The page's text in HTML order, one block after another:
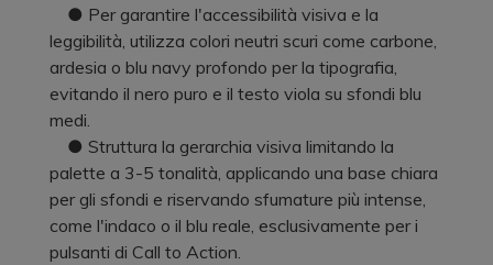
● Per garantire l'accessibilità visiva e la
leggibilità, utilizza colori neutri scuri come carbone,
ardesia o blu navy profondo per la tipografia,
evitando il nero puro e il testo viola su sfondi blu
medi.
● Struttura la gerarchia visiva limitando la
palette a 3-5 tonalità, applicando una base chiara
per gli sfondi e riservando sfumature più intense,
come l'indaco o il blu reale, esclusivamente per i
pulsanti di Call to Action.